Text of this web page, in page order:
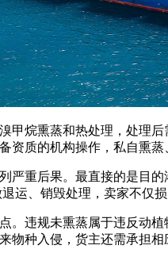
烷熏蒸和热处理，处理后
资质的机构操作，私自熏蒸
重后果。最直接的是目的
运、销毁处理，卖家不仅
违规未熏蒸属于违反动植
物种入侵，货主还需承担相